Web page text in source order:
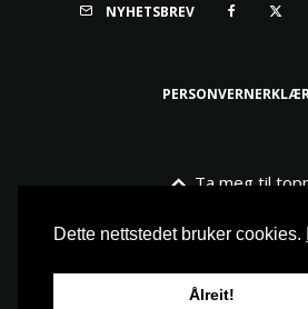
NYHETSBREV
Ta meg til
Alle rettigheter reservert •
Dette nettstedet bruker cookies.
Ålreit!